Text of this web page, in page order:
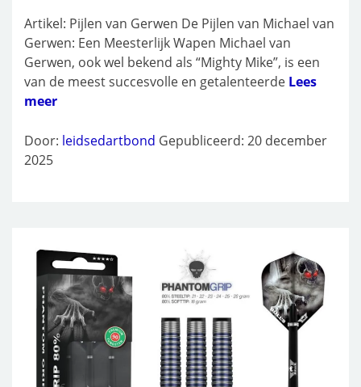
Artikel: Pijlen van Gerwen De Pijlen van Michael van
Gerwen: Een Meesterlijk Wapen Michael van
Gerwen, ook wel bekend als “Mighty Mike”, is een
van de meest succesvolle en getalenteerde Lees
meer
Door: leidsedartbond Gepubliceerd: 20 december
2025